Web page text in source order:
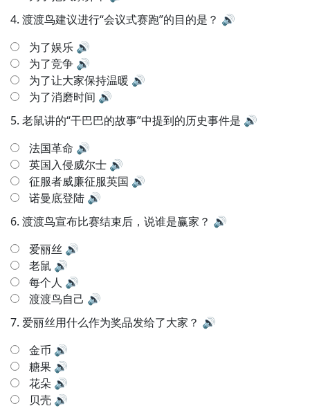
4. 渡渡鸟建议进行“会议式赛跑”的目的是？ 🔊
为了娱乐 🔊
为了竞争 🔊
为了让大家保持温暖 🔊
为了消磨时间 🔊
5. 老鼠讲的“干巴巴的故事”中提到的历史事件是 🔊
法国革命 🔊
英国入侵威尔士 🔊
征服者威廉征服英国 🔊
诺曼底登陆 🔊
6. 渡渡鸟宣布比赛结束后，说谁是赢家？ 🔊
爱丽丝 🔊
老鼠 🔊
每个人 🔊
渡渡鸟自己 🔊
7. 爱丽丝用什么作为奖品发给了大家？ 🔊
金币 🔊
糖果 🔊
花朵 🔊
贝壳 🔊